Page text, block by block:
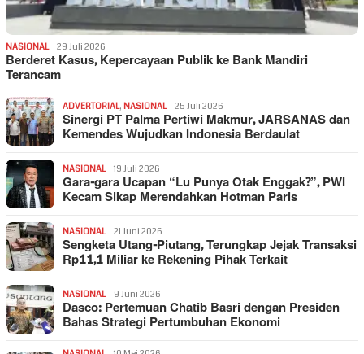
NASIONAL 29 Juli 2026
Berderet Kasus, Kepercayaan Publik ke Bank Mandiri
Terancam
ADVERTORIAL, NASIONAL 25 Juli 2026
Sinergi PT Palma Pertiwi Makmur, JARSANAS dan
Kemendes Wujudkan Indonesia Berdaulat
NASIONAL 19 Juli 2026
Gara-gara Ucapan “Lu Punya Otak Enggak?”, PWI
Kecam Sikap Merendahkan Hotman Paris
NASIONAL 21 Juni 2026
Sengketa Utang-Piutang, Terungkap Jejak Transaksi
Rp11,1 Miliar ke Rekening Pihak Terkait
NASIONAL 9 Juni 2026
Dasco: Pertemuan Chatib Basri dengan Presiden
Bahas Strategi Pertumbuhan Ekonomi